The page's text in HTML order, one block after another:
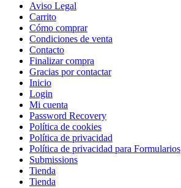
Aviso Legal
Carrito
Cómo comprar
Condiciones de venta
Contacto
Finalizar compra
Gracias por contactar
Inicio
Login
Mi cuenta
Password Recovery
Política de cookies
Política de privacidad
Política de privacidad para Formularios
Submissions
Tienda
Tienda